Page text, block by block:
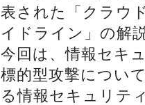
表された「クラウ
イドライン」の解
今回は、情報セキ
標的型攻撃につい
る情報セキュリテ